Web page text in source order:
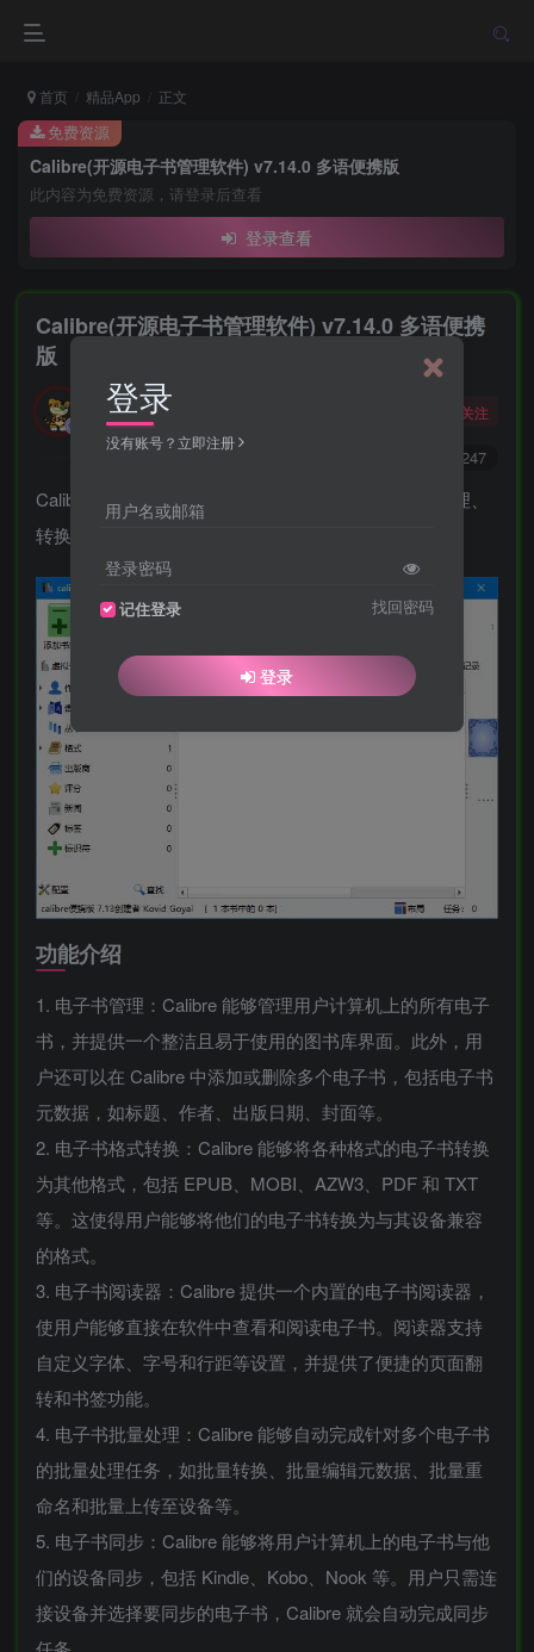
首页 精品App 正文
Calibre(开源电子书管理软件) v7.14.0 多语便携版
此内容为免费资源，请登录后查看
登录查看
免费资源
Calibre(开源电子书管理软件) v7.14.0 多语便携
版
勇敢的大野狼
酒醒只在花前坐，酒醉还来花下眠。
关注
3247
Calibre 是一款开源的电子书管理软件，可以使用户管理、
转换和阅读各种格式的电子书。
功能介绍
1. 电子书管理：Calibre 能够管理用户计算机上的所有电子
书，并提供一个整洁且易于使用的图书库界面。此外，用
户还可以在 Calibre 中添加或删除多个电子书，包括电子书
元数据，如标题、作者、出版日期、封面等。
2. 电子书格式转换：Calibre 能够将各种格式的电子书转换
为其他格式，包括 EPUB、MOBI、AZW3、PDF 和 TXT
等。这使得用户能够将他们的电子书转换为与其设备兼容
的格式。
3. 电子书阅读器：Calibre 提供一个内置的电子书阅读器，
使用户能够直接在软件中查看和阅读电子书。阅读器支持
自定义字体、字号和行距等设置，并提供了便捷的页面翻
转和书签功能。
4. 电子书批量处理：Calibre 能够自动完成针对多个电子书
的批量处理任务，如批量转换、批量编辑元数据、批量重
命名和批量上传至设备等。
5. 电子书同步：Calibre 能够将用户计算机上的电子书与他
们的设备同步，包括 Kindle、Kobo、Nook 等。用户只需连
接设备并选择要同步的电子书，Calibre 就会自动完成同步
登录
没有账号？立即注册
用户名或邮箱
登录密码
记住登录 找回密码
登录